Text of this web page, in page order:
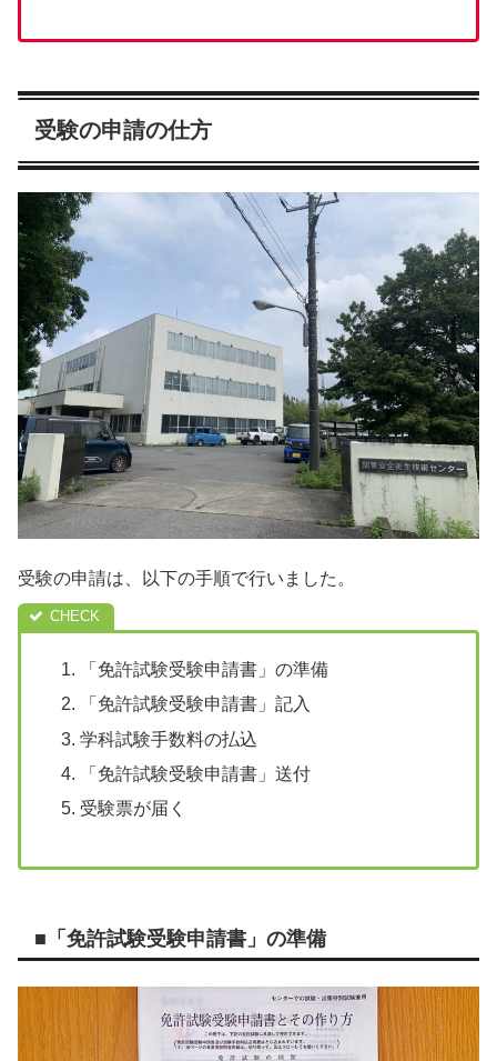
受験の申請の仕方
受験の申請は、以下の手順で行いました。
「免許試験受験申請書」の準備
「免許試験受験申請書」記入
学科試験手数料の払込
「免許試験受験申請書」送付
受験票が届く
■「免許試験受験申請書」の準備